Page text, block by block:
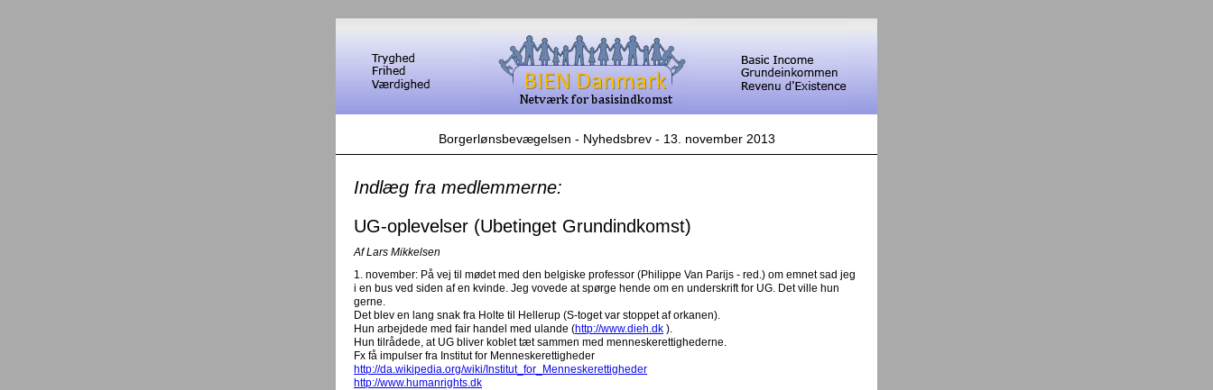
Borgerlønsbevægelsen - Nyhedsbrev - 13. november 2013
Indlæg fra medlemmerne:
UG-oplevelser (Ubetinget Grundindkomst)
Af Lars Mikkelsen
1. november: På vej til mødet med den belgiske professor (Philippe Van Parijs - red.) om emnet sad jeg
i en bus ved siden af en kvinde. Jeg vovede at spørge hende om en underskrift for UG. Det ville hun
gerne.
Det blev en lang snak fra Holte til Hellerup (S-toget var stoppet af orkanen).
Hun arbejdede med fair handel med ulande (http://www.dieh.dk ).
Hun tilrådede, at UG bliver koblet tæt sammen med menneskerettighederne.
Fx få impulser fra Institut for Menneskerettigheder
http://da.wikipedia.org/wiki/Institut_for_Menneskerettigheder
http://www.humanrights.dk